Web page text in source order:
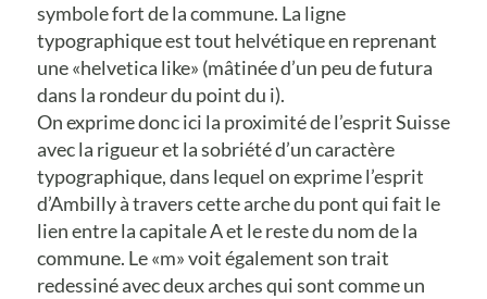
symbole fort de la commune. La ligne
typographique est tout helvétique en reprenant
une «helvetica like» (mâtinée d’un peu de futura
dans la rondeur du point du i).
On exprime donc ici la proximité de l’esprit Suisse
avec la rigueur et la sobriété d’un caractère
typographique, dans lequel on exprime l’esprit
d’Ambilly à travers cette arche du pont qui fait le
lien entre la capitale A et le reste du nom de la
commune. Le «m» voit également son trait
redessiné avec deux arches qui sont comme un